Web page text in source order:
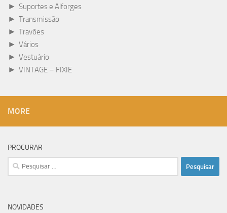
► Suportes e Alforges
► Transmissão
► Travões
► Vários
► Vestuário
► VINTAGE – FIXIE
MORE
PROCURAR
Pesquisar
por:
NOVIDADES